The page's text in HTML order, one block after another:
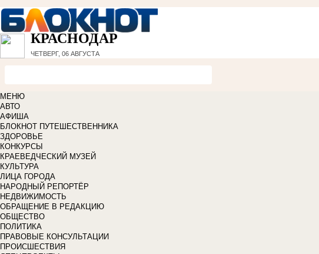
КРАСНОДАР
ЧЕТВЕРГ, 06 АВГУСТА
МЕНЮ
АВТО
АФИША
БЛОКНОТ ПУТЕШЕСТВЕННИКА
ЗДОРОВЬЕ
КОНКУРСЫ
КРАЕВЕДЧЕСКИЙ МУЗЕЙ
КУЛЬТУРА
ЛИЦА ГОРОДА
НАРОДНЫЙ РЕПОРТЁР
НЕДВИЖИМОСТЬ
ОБРАЩЕНИЕ В РЕДАКЦИЮ
ОБЩЕСТВО
ПОЛИТИКА
ПРАВОВЫЕ КОНСУЛЬТАЦИИ
ПРОИСШЕСТВИЯ